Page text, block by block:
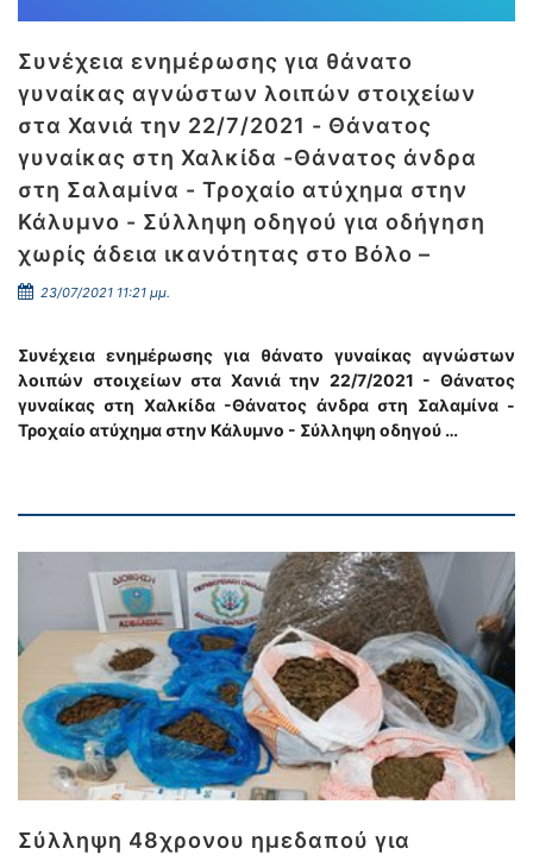
Συνέχεια ενημέρωσης για θάνατο
γυναίκας αγνώστων λοιπών στοιχείων
στα Χανιά την 22/7/2021 - Θάνατος
γυναίκας στη Χαλκίδα -Θάνατος άνδρα
στη Σαλαμίνα - Τροχαίο ατύχημα στην
Κάλυμνο - Σύλληψη οδηγού για οδήγηση
χωρίς άδεια ικανότητας στο Βόλο –
23/07/2021 11:21 μμ.
Συνέχεια ενημέρωσης για θάνατο γυναίκας αγνώστων
λοιπών στοιχείων στα Χανιά την 22/7/2021 - Θάνατος
γυναίκας στη Χαλκίδα -Θάνατος άνδρα στη Σαλαμίνα -
Τροχαίο ατύχημα στην Κάλυμνο - Σύλληψη οδηγού …
Σύλληψη 48χρονου ημεδαπού για